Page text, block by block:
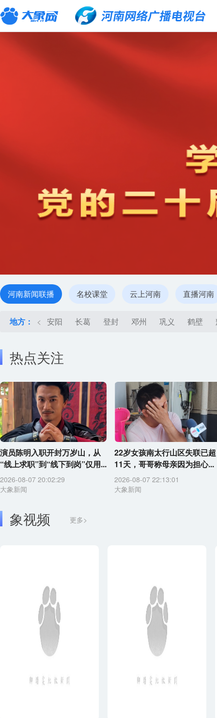
河南新闻联播 名校课堂 云上河南 直播河南
地方： < 安阳 长葛 登封 邓州 巩义 鹤壁
热点关注
演员陈明入职开封万岁山，从
“线上求职”到“线下到岗”仅用...
2026-08-07 20:02:29
大象新闻
22岁女孩南太行山区失联已超
11天，哥哥称母亲因为担心...
2026-08-07 22:13:01
大象新闻
象视频 更多>